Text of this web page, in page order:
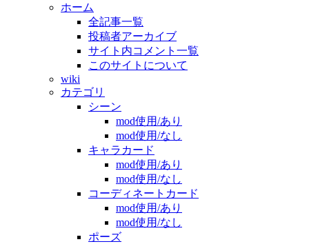
ホーム
全記事一覧
投稿者アーカイブ
サイト内コメント一覧
このサイトについて
wiki
カテゴリ
シーン
mod使用/あり
mod使用/なし
キャラカード
mod使用/あり
mod使用/なし
コーディネートカード
mod使用/あり
mod使用/なし
ポーズ